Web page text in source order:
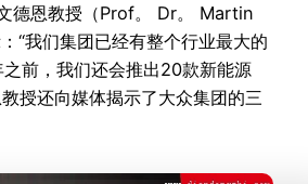
德恩教授（Prof。 Dr。 Martin
“我们集团已经有整个行业最大的
前，我们还会推出20款新能源
授还向媒体揭示了大众集团的三